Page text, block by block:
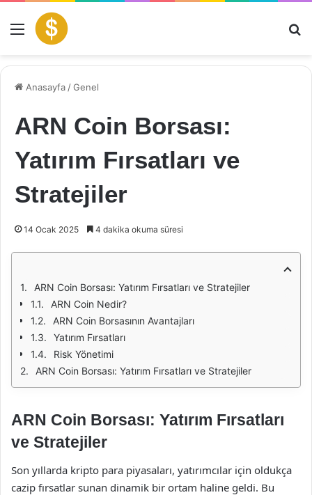
Menü
Anasayfa /Genel
ARN Coin Borsası:
Yatırım Fırsatları ve
Stratejiler
14 Ocak 2025 4 dakika okuma süresi
ARN Coin Borsası: Yatırım Fırsatları ve Stratejiler
ARN Coin Nedir?
ARN Coin Borsasının Avantajları
Yatırım Fırsatları
Risk Yönetimi
ARN Coin Borsası: Yatırım Fırsatları ve Stratejiler
ARN Coin Borsası: Yatırım Fırsatları
ve Stratejiler
Son yıllarda kripto para piyasaları, yatırımcılar için oldukça
cazip fırsatlar sunan dinamik bir ortam haline geldi. Bu